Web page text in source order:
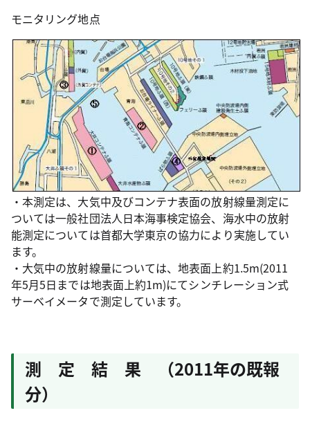
モニタリング地点
・本測定は、大気中及びコンテナ表面の放射線量測定に
ついては一般社団法人日本海事検定協会、海水中の放射
能測定については首都大学東京の協力により実施してい
ます。
・大気中の放射線量については、地表面上約1.5m(2011
年5月5日までは地表面上約1m)にてシンチレーション式
サーベイメータで測定しています。
測 定 結 果 （2011年の既報
分）